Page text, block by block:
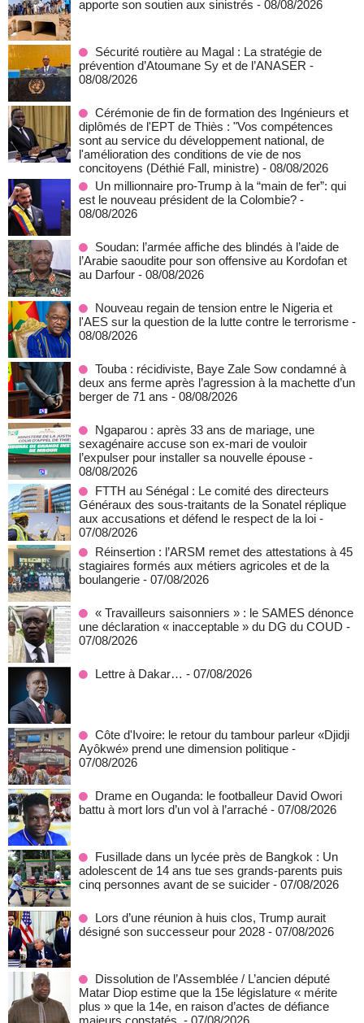
apporte son soutien aux sinistrés - 08/08/2026
Sécurité routière au Magal : La stratégie de
prévention d’Atoumane Sy et de l’ANASER -
08/08/2026
Cérémonie de fin de formation des Ingénieurs et
diplômés de l'EPT de Thiès : "Vos compétences
sont au service du développement national, de
l'amélioration des conditions de vie de nos
concitoyens (Déthié Fall, ministre) - 08/08/2026
Un millionnaire pro-Trump à la “main de fer”: qui
est le nouveau président de la Colombie? -
08/08/2026
Soudan: l’armée affiche des blindés à l’aide de
l’Arabie saoudite pour son offensive au Kordofan et
au Darfour - 08/08/2026
Nouveau regain de tension entre le Nigeria et
l'AES sur la question de la lutte contre le terrorisme -
08/08/2026
Touba : récidiviste, Baye Zale Sow condamné à
deux ans ferme après l’agression à la machette d’un
berger de 71 ans - 08/08/2026
Ngaparou : après 33 ans de mariage, une
sexagénaire accuse son ex-mari de vouloir
l’expulser pour installer sa nouvelle épouse -
08/08/2026
FTTH au Sénégal : Le comité des directeurs
Généraux des sous-traitants de la Sonatel réplique
aux accusations et défend le respect de la loi -
07/08/2026
Réinsertion : l’ARSM remet des attestations à 45
stagiaires formés aux métiers agricoles et de la
boulangerie - 07/08/2026
« Travailleurs saisonniers » : le SAMES dénonce
une déclaration « inacceptable » du DG du COUD -
07/08/2026
Lettre à Dakar… - 07/08/2026
Côte d'Ivoire: le retour du tambour parleur «Djidji
Ayôkwé» prend une dimension politique -
07/08/2026
Drame en Ouganda: le footballeur David Owori
battu à mort lors d’un vol à l’arraché - 07/08/2026
Fusillade dans un lycée près de Bangkok : Un
adolescent de 14 ans tue ses grands-parents puis
cinq personnes avant de se suicider - 07/08/2026
Lors d’une réunion à huis clos, Trump aurait
désigné son successeur pour 2028 - 07/08/2026
Dissolution de l’Assemblée / L’ancien député
Matar Diop estime que la 15e législature « mérite
plus » que la 14e, en raison d’actes de défiance
majeurs constatés. - 07/08/2026